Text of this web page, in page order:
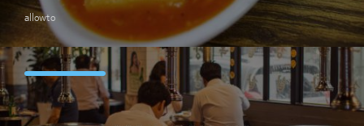
allowto